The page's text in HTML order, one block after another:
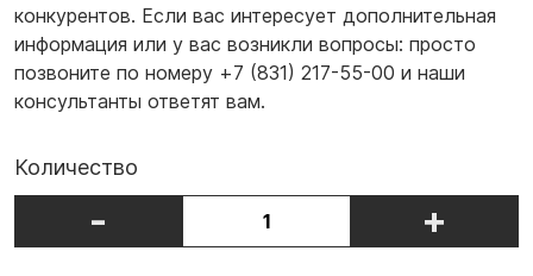
конкурентов. Если вас интересует дополнительная
информация или у вас возникли вопросы: просто
позвоните по номеру +7 (831) 217-55-00 и наши
консультанты ответят вам.
Количество
- +